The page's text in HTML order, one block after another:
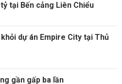
tại Bến cảng Liên Chiểu
dự án Empire City tại Thủ
gần gấp ba lần